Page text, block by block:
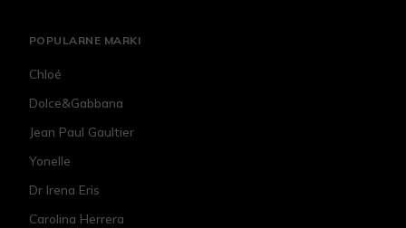
POPULARNE MARKI
Chloé
Dolce&Gabbana
Jean Paul Gaultier
Yonelle
Dr Irena Eris
Carolina Herrera